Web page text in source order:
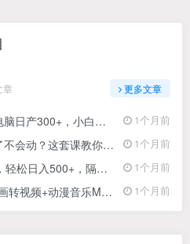
章 更多文章
产300+，小白可操作 1个月前
漫剧制作全链路，直接产出可传播成品 1个月前
，隔天变现，长期可做！ 1个月前
MV+剧情故事短片全流程实战 1个月前